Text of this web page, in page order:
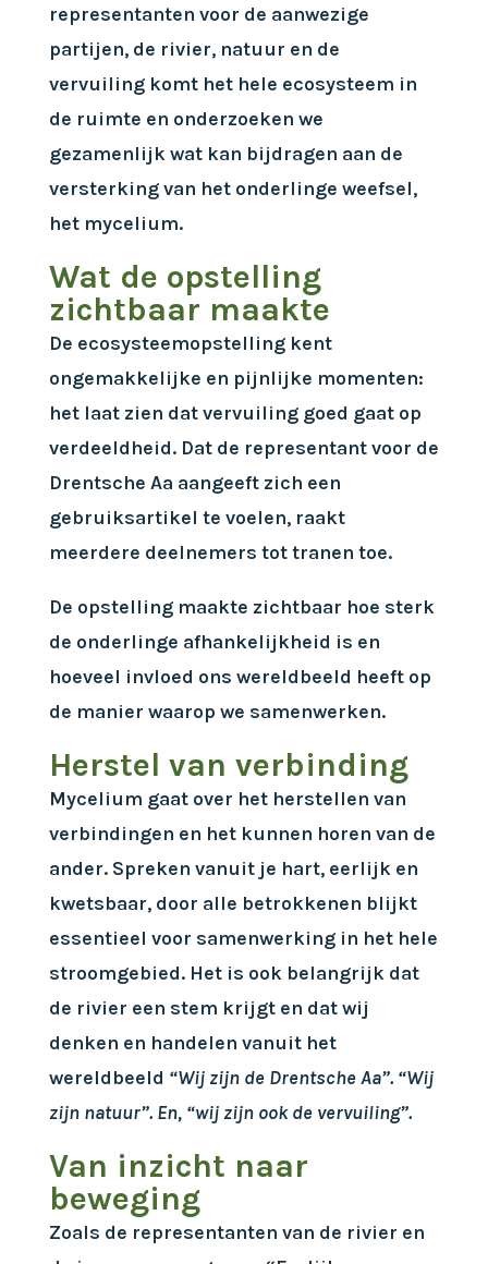
representanten voor de aanwezige
partijen, de rivier, natuur en de
vervuiling komt het hele ecosysteem in
de ruimte en onderzoeken we
gezamenlijk wat kan bijdragen aan de
versterking van het onderlinge weefsel,
het mycelium.
Wat de opstelling
zichtbaar maakte
De ecosysteemopstelling kent
ongemakkelijke en pijnlijke momenten:
het laat zien dat vervuiling goed gaat op
verdeeldheid. Dat de representant voor de
Drentsche Aa aangeeft zich een
gebruiksartikel te voelen, raakt
meerdere deelnemers tot tranen toe.
De opstelling maakte zichtbaar hoe sterk
de onderlinge afhankelijkheid is en
hoeveel invloed ons wereldbeeld heeft op
de manier waarop we samenwerken.
Herstel van verbinding
Mycelium gaat over het herstellen van
verbindingen en het kunnen horen van de
ander. Spreken vanuit je hart, eerlijk en
kwetsbaar, door alle betrokkenen blijkt
essentieel voor samenwerking in het hele
stroomgebied. Het is ook belangrijk dat
de rivier een stem krijgt en dat wij
denken en handelen vanuit het
wereldbeeld “Wij zijn de Drentsche Aa”. “Wij
zijn natuur”. En, “wij zijn ook de vervuiling”.
Van inzicht naar
beweging
Zoals de representanten van de rivier en